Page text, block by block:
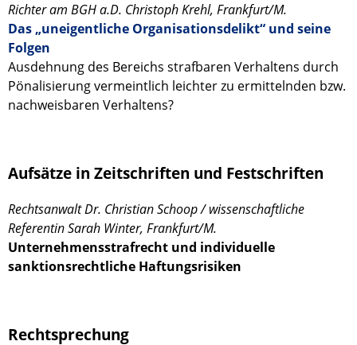
Richter am BGH a.D. Christoph Krehl, Frankfurt/M.
Das „uneigentliche Organisationsdelikt“ und seine
Folgen
Ausdehnung des Bereichs strafbaren Verhaltens durch
Pönalisierung vermeintlich leichter zu ermittelnden bzw.
nachweisbaren Verhaltens?
Aufsätze in Zeitschriften und Festschriften
Rechtsanwalt Dr. Christian Schoop / wissenschaftliche
Referentin Sarah Winter, Frankfurt/M.
Unternehmensstrafrecht und individuelle
sanktionsrechtliche Haftungsrisiken
Rechtsprechung